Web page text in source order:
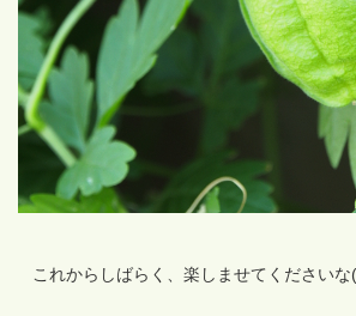
これからしばらく、楽しませてくださ